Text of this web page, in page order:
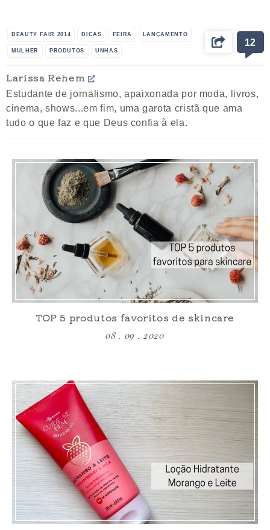
BEAUTY FAIR 2014 DICAS FEIRA LANÇAMENTO
MULHER PRODUTOS UNHAS
12
Larissa Rehem
Estudante de jornalismo, apaixonada por moda, livros,
cinema, shows...em fim, uma garota cristã que ama
tudo o que faz e que Deus confia à ela.
TOP 5 produtos favoritos de skincare
08 . 09 . 2020